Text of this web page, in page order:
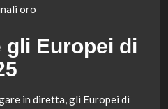
oro
gli Europei di
in diretta, gli Europei di